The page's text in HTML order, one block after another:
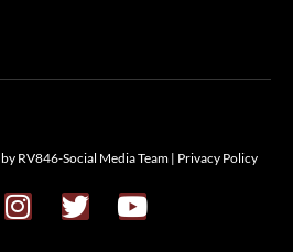
RV846-Social Media Team | Privacy Policy
I
n
T
w
Y
o